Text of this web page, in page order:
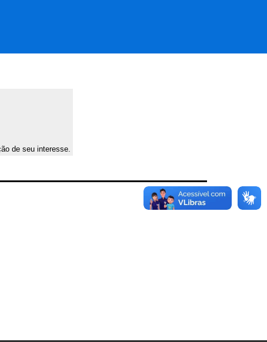
de seu interesse.